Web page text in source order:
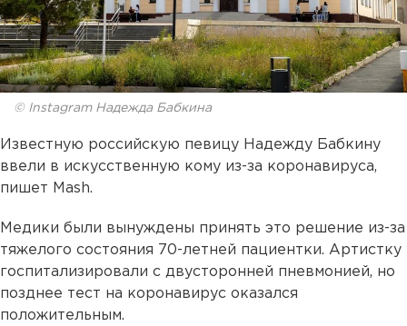
© Instagram Надежда Бабкина
Известную российскую певицу Надежду Бабкину
ввели в искусственную кому из-за коронавируса,
пишет Mash.
Медики были вынуждены принять это решение из-за
тяжелого состояния 70-летней пациентки. Артистку
госпитализировали с двусторонней пневмонией, но
позднее тест на коронавирус оказался
положительным.